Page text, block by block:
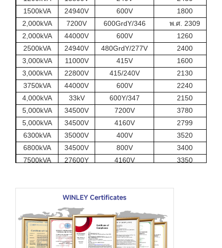
1500kVA
24940V 600V
1800
2,000kVA
7200V 600GrdY/346
พ.ศ. 2309
2,000kVA
44000V 600V
1260
2500kVA
24940V 480GrdY/277V
2400
3,000kVA
11000V 415V
1600
3,000kVA
22800V 415/240V
2130
3750kVA
44000V 600V
2240
4,000kVA
33kV 600Y/347
2150
5,000kVA
34500V 7200V
3780
5,000kVA
34500V 4160V
2799
6300kVA
35000V 400V
3520
6800kVA
34500V 800V
3400
7500kVA
27600Y 4160V 3350